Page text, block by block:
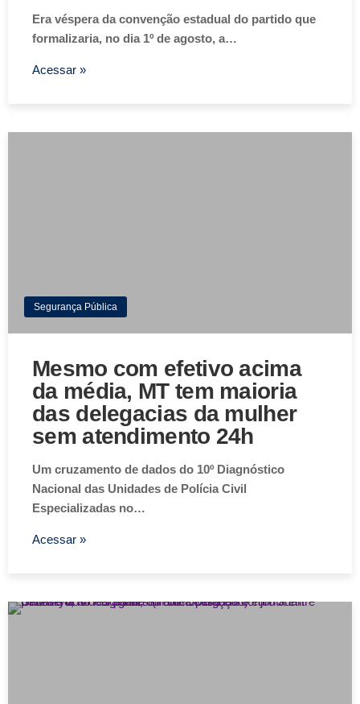
Era véspera da convenção estadual do partido que
formalizaria, no dia 1º de agosto, a…
Acessar »
Segurança Pública
Mesmo com efetivo acima
da média, MT tem maioria
das delegacias da mulher
sem atendimento 24h
Um cruzamento de dados do 10º Diagnóstico
Nacional das Unidades de Polícia Civil
Especializadas no…
Acessar »